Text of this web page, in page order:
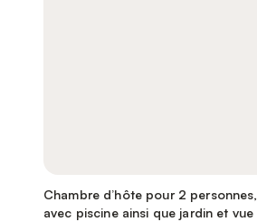
Chambre d’hôte pour 2 personnes,
avec piscine ainsi que jardin et vue